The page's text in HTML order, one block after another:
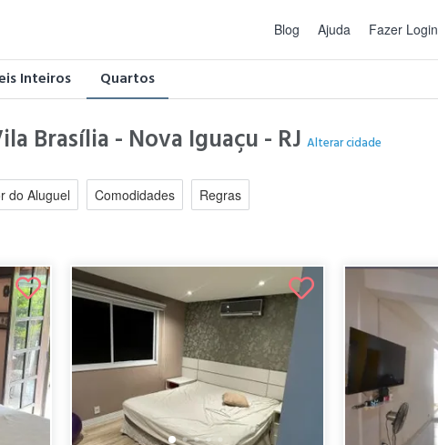
Blog Ajuda Fazer Login
Inteiros Quartos
Brasília - Nova Iguaçu - RJAlterar cidade
do Aluguel Comodidades Regras